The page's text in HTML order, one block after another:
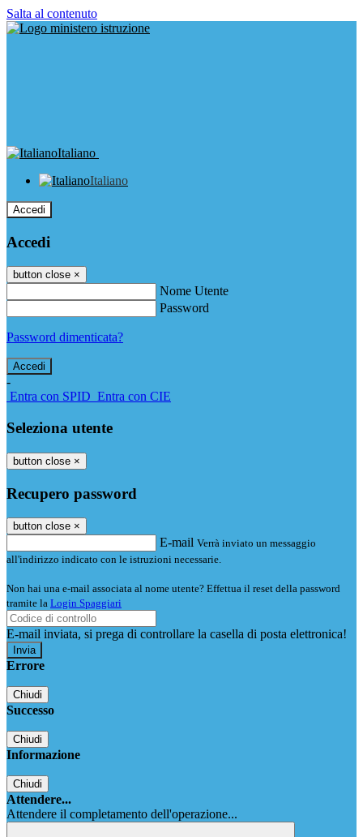
Salta al contenuto
Italiano
Italiano
Accedi
Accedi
button close ×
Nome Utente
Password
Password dimenticata?
-
Entra con SPID Entra con CIE
Seleziona utente
button close ×
Recupero password
button close ×
E-mail Verrà inviato un messaggio
all'indirizzo indicato con le istruzioni necessarie.
Non hai una e-mail associata al nome utente? Effettua il reset della password
tramite la Login Spaggiari
E-mail inviata, si prega di controllare la casella di posta elettronica!
Errore
Chiudi
Successo
Chiudi
Informazione
Chiudi
Attendere...
Attendere il completamento dell'operazione...